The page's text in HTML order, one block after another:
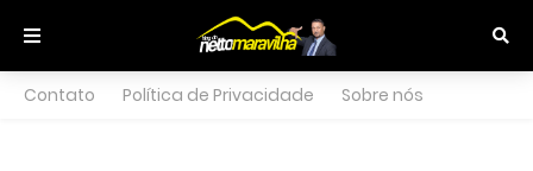
Contato Política de Privacidade Sobre nós